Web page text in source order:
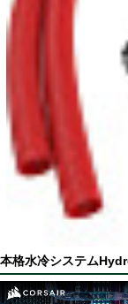
本格水冷システム